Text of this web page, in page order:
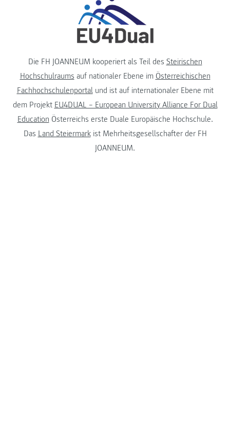
Die FH JOANNEUM kooperiert als Teil des Steirischen
Hochschulraums auf nationaler Ebene im Österreichischen
Fachhochschulenportalund ist auf internationaler Ebene mit
dem Projekt EU4DUAL – European University Alliance For Dual
Education Österreichs erste Duale Europäische Hochschule.
Das Land Steiermarkist Mehrheitsgesellschafter der FH
JOANNEUM.